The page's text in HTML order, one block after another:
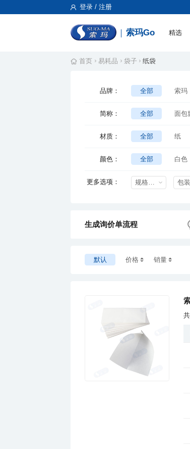
登录 / 注册
索玛Go 精选
首页 易耗品 袋子 纸袋
品牌： 全部 索玛
简称： 全部 面包
材质： 全部 纸
牛皮纸+铝箔
颜色： 全部 白色
更多选项： 规格特性 包装
生成询价单流程
默认 价格 销量